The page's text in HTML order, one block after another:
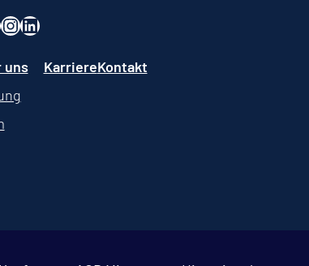
Instagram
LinkedIn
uns
KarriereKontakt